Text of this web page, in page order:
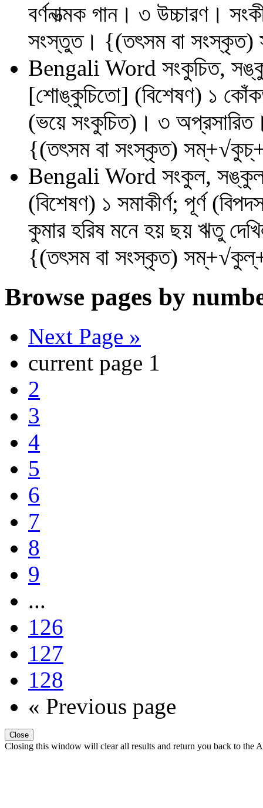
বর্ণনাত্মক গান। ৩ উচ্চারণ।
সংস্তুত। {(তৎসম বা সংস্কৃত)
Bengali Word সংকুচিত,
[শোঙ্‌কুচিতো] (বিশেষণ) ১
(ভয়ে সংকুচিত)। ৩
{(তৎসম বা সংস্কৃত)
Bengali Word সংকুল,
(বিশেষণ) ১ সমাকীর্ণ; পূর্ণ
কুমার হরিষ মনে হয় ছয় ঋতু
{(তৎসম বা সংস্কৃত)
Browse pages by
Next Page »
current page 1
2
3
4
5
6
7
8
9
...
126
127
128
« Previous page
Close
Closing this window will clear all results and return you back to the